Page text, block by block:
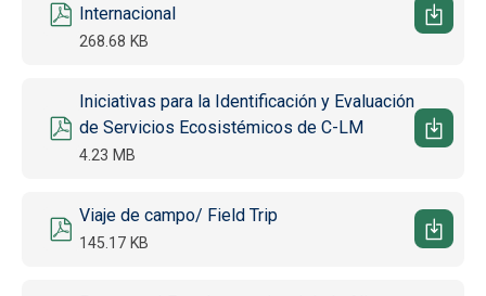
Internacional
268.68 KB
Documento
Iniciativas para la Identificación y Evaluación
de Servicios Ecosistémicos de C-LM
4.23 MB
Documento
Viaje de campo/ Field Trip
145.17 KB
Documento